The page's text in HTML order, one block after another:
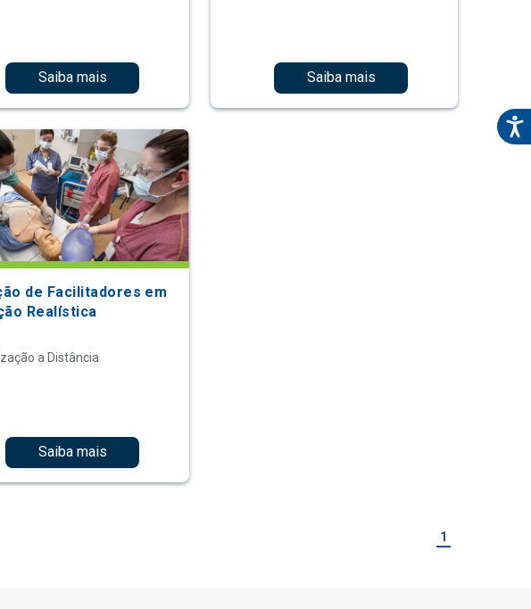
Saiba mais Saiba mais
de Facilitadores em
Realística
a Distância
Saiba mais
1